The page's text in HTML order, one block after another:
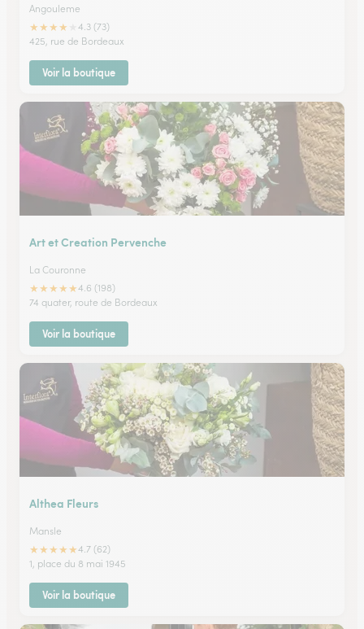
Angouleme
★★★★
4.3 (73)
425, rue de Bordeaux
Voir la boutique
Art et Creation Pervenche
La Couronne
★★★★★4.6 (198)
74 quater, route de Bordeaux
Voir la boutique
Althea Fleurs
Mansle
★★★★★4.7 (62)
1, place du 8 mai 1945
Voir la boutique